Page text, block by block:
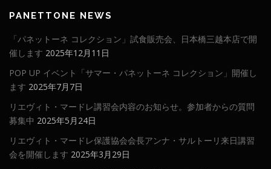
PANETTONE NEWS
「パネットーネ コレクション」試食販売会、日本橋三越本店で開
催します 2025年12月11日
POP UP イベント「サマー・パネットーネ コレクション」開催し
ます 2025年7月7日
リエヴィト・マードレ講習会内容のお知らせ。参加者からの質問
募集中 2025年5月24日
リエヴィト・マードレ保護協会会長アンナ・サルトーリ来日講習
会を開催します 2025年3月29日